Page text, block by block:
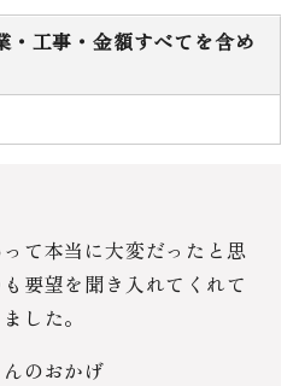
・工事・金額すべてを含め
て本当に大変だったと思
要望を聞き入れてくれて
した。
のおかげ